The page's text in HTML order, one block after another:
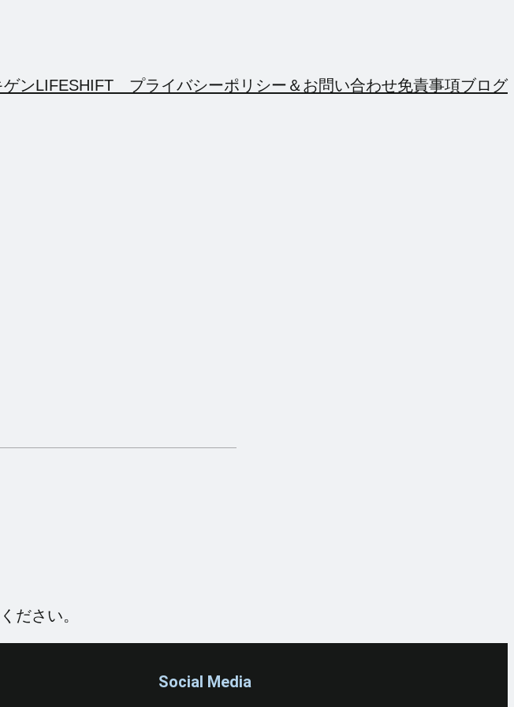
ンLIFESHIFT プライバシーポリシー＆お問い合わせ免責事項ブログ
ださい。
Social Media